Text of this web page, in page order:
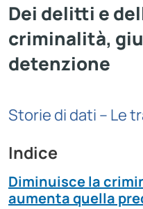
Dei delitti e
criminalità,
detenzione
Storie di dati – Le
Indice
Diminuisce la
aumenta quella